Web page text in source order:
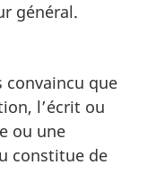
général.
convaincu que
l’écrit ou
ou une
constitue de